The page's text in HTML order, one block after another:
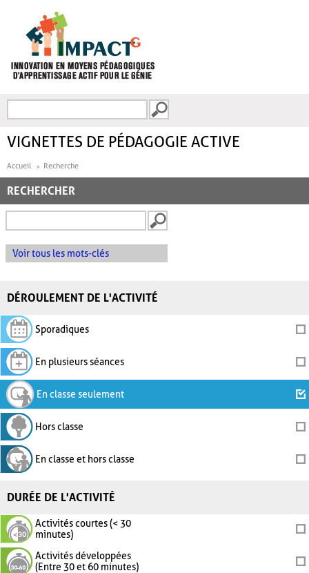
FORMULAIRE DE
VIGNETTES DE PÉDAGOGIE ACTIVE
Accueil Recherche
RECHERCHER
Voir tous les mots-clés
DÉROULEMENT DE L'ACTIVITÉ
Sporadiques
En plusieurs séances
En classe seulement
Hors classe
En classe et hors classe
DURÉE DE L'ACTIVITÉ
Activités courtes (< 30
minutes)
Activités développées
(Entre 30 et 60 minutes)